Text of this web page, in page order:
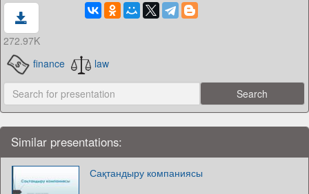
272.97K
finance
law
Similar presentations:
Сақтандыру компаниясы